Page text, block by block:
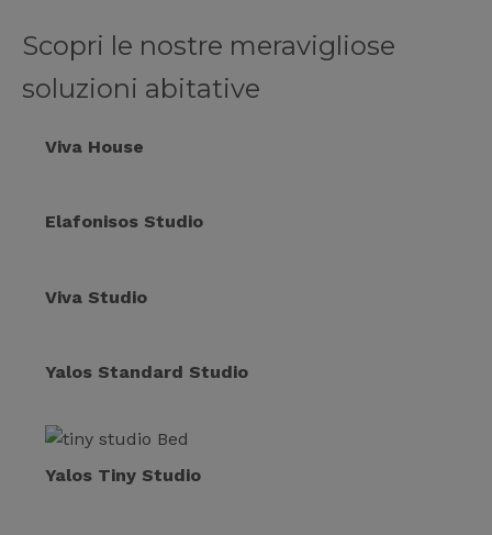
Scopri le nostre meravigliose
soluzioni abitative
Viva House
Elafonisos Studio
Viva Studio
Yalos Standard Studio
Yalos Tiny Studio